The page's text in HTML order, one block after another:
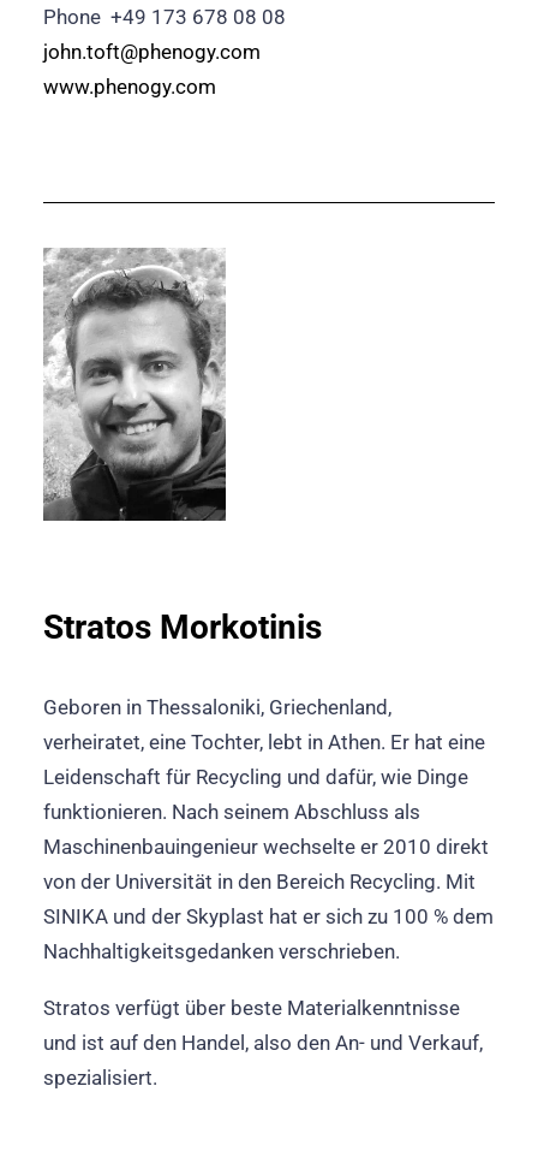
Phone +49 173 678 08 08
john.toft@phenogy.com
www.phenogy.com
Stratos Morkotinis
Geboren in Thessaloniki, Griechenland,
verheiratet, eine Tochter, lebt in Athen. Er hat eine
Leidenschaft für Recycling und dafür, wie Dinge
funktionieren. Nach seinem Abschluss als
Maschinenbauingenieur wechselte er 2010 direkt
von der Universität in den Bereich Recycling. Mit
SINIKA und der Skyplast hat er sich zu 100 % dem
Nachhaltigkeitsgedanken verschrieben.
Stratos verfügt über beste Materialkenntnisse
und ist auf den Handel, also den An- und Verkauf,
spezialisiert.